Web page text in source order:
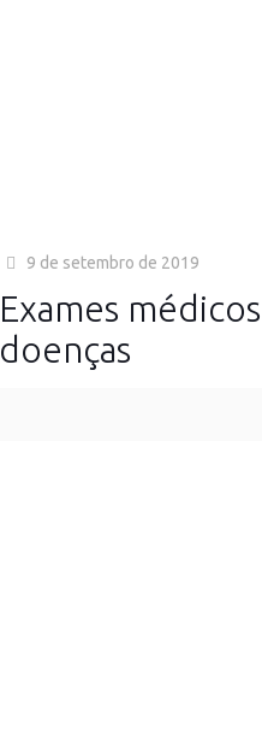
9 de setembro de 2019
Exames
doenças